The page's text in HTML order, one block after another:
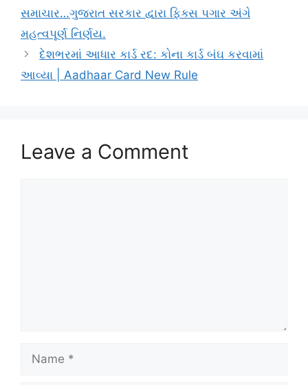
સમાચાર…ગુજરાત સરકાર દ્વારા ફિક્સ પગાર અંગે
મહત્વપૂર્ણ નિર્ણય.
દેશભરમાં આધાર કાર્ડ રદ: કોના કાર્ડ બંઘ કરવામાં
આવ્યા | Aadhaar Card New Rule
Leave a Comment